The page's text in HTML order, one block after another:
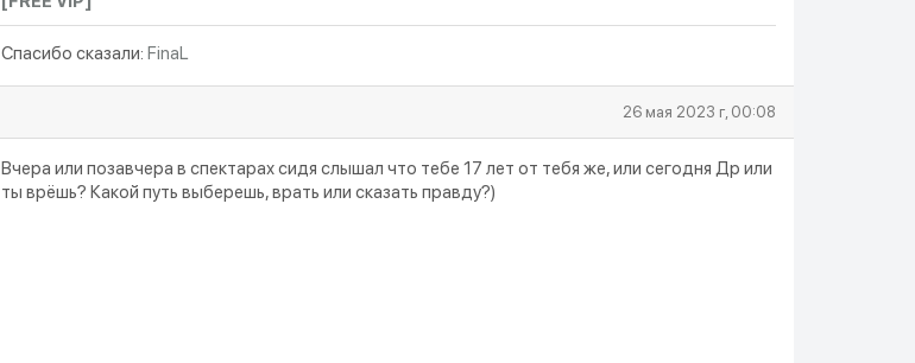
Спасибо сказали: FinaL
26 мая 2023 г, 00:08
Вчера или позавчера в спектарах сидя слышал что тебе 17 лет от тебя же, или сегодня Др или
ты врёшь? Какой путь выберешь, врать или сказать правду?)